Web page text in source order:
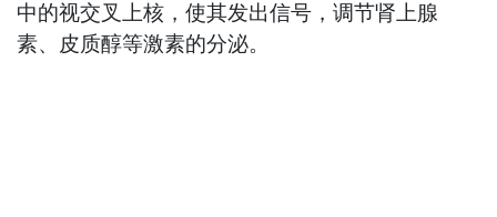
中的视交叉上核，使其发出信号，调节肾上腺
素、皮质醇等激素的分泌。